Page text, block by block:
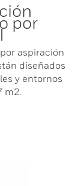
por
aspiración
diseñados
y entornos
m2.